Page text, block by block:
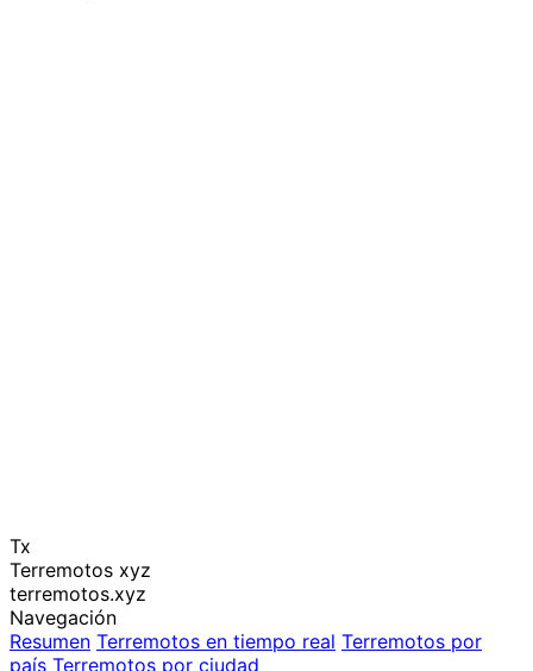
Tx
Terremotos xyz
terremotos.xyz
Navegación
Resumen Terremotos en tiempo real Terremotos por
país Terremotos por ciudad